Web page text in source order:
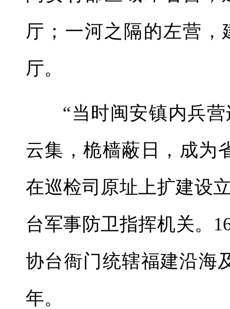
厅；一河之隔的左营
厅。
“当时闽安镇内兵
云集，桅樯蔽日，成为
在巡检司原址上扩建设
台军事防卫指挥机关。
协台衙门统辖福建沿海
年。